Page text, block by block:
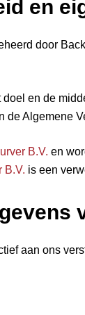
en
door
en de
Algemene
B.V. en
B.V. is een
aan ons